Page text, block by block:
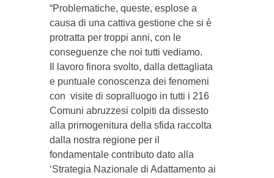
“Problematiche, queste, esplose a
causa di una cattiva gestione che si è
protratta per troppi anni, con le
conseguenze che noi tutti vediamo.
Il lavoro finora svolto, dalla dettagliata
e puntuale conoscenza dei fenomeni
con visite di sopralluogo in tutti i 216
Comuni abruzzesi colpiti da dissesto
alla primogenitura della sfida raccolta
dalla nostra regione per il
fondamentale contributo dato alla
‘Strategia Nazionale di Adattamento ai